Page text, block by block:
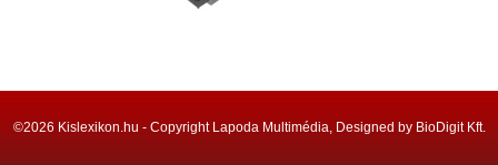
©2026 Kislexikon.hu - Copyright Lapoda Multimédia, Designed by BioDigit Kft.